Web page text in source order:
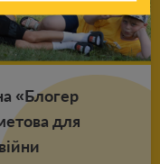
«Бло­гер
для